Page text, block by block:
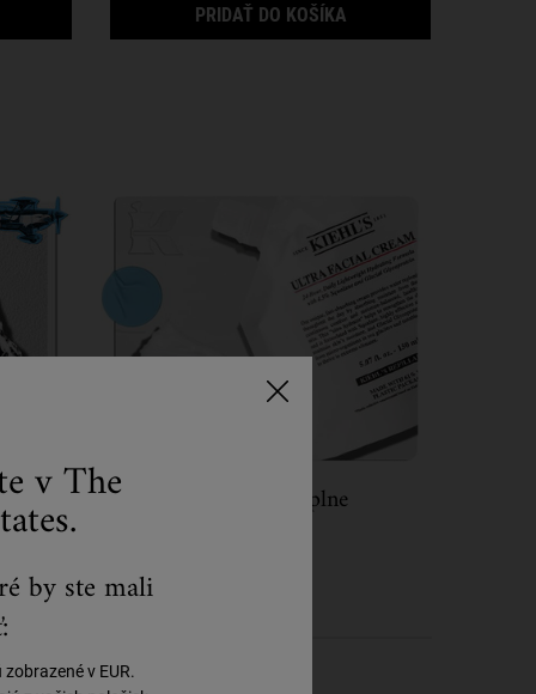
BETTER SCREEN™ UV SÉRUMPRIDAŤ DO KOŠÍKA
Náhradné Náplne
v The
by ste mali
v EUR.